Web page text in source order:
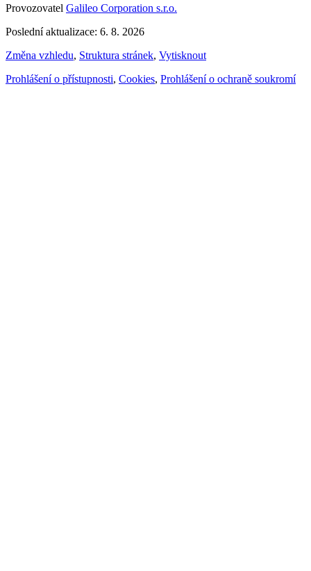
Provozovatel Galileo Corporation s.r.o.
Poslední aktualizace: 6. 8. 2026
Změna vzhledu, Struktura stránek, Vytisknout
Prohlášení o přístupnosti, Cookies, Prohlášení o ochraně soukromí